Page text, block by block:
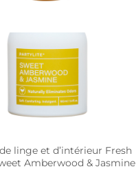
linge et d’intérieur Fresh
Amberwood & Jasmine